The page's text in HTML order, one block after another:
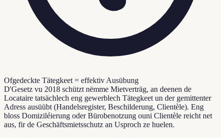
Ofgedeckte Tätegkeet = effektiv Ausübung
D'Gesetz vu 2018 schützt nëmme Mietverträg, an deenen de
Locataire tatsächlech eng gewerblech Tätegkeet un der gemittenter
Adress ausüübt (Handelsregister, Beschilderung, Clientèle). Eng
bloss Domiziléierung oder Bürobenotzung ouni Clientèle reicht net
aus, fir de Geschäftsmietsschutz an Usproch ze huelen.